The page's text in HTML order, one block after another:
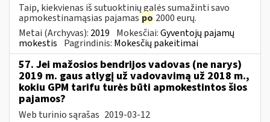
Taip, kiekvienas iš sutuoktinių galės sumažinti savo
apmokestinamąsias pajamas po 2000 eurų.
Metai (Archyvas): 2019 Mokesčiai:Gyventojų pajamų
mokestis Pagrindinis: Mokesčių pakeitimai
57. Jei mažosios bendrijos vadovas (ne narys)
2019 m. gaus atlygį už vadovavimą už 2018 m.,
kokiu GPM tarifu turės būti apmokestintos šios
pajamos?
Web turinio sąrašas 2019-03-12